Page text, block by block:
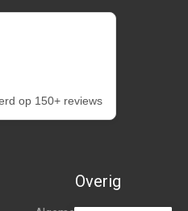
op 150+ reviews
Overig